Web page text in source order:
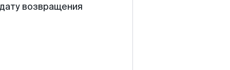
возвращения